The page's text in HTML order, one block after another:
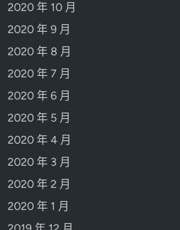
2020 年 10 月
2020 年 9 月
2020 年 8 月
2020 年 7 月
2020 年 6 月
2020 年 5 月
2020 年 4 月
2020 年 3 月
2020 年 2 月
2020 年 1 月